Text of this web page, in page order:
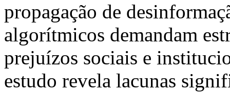
propagação de
algorítmicos demandam
prejuízos sociais e
estudo revela lacunas